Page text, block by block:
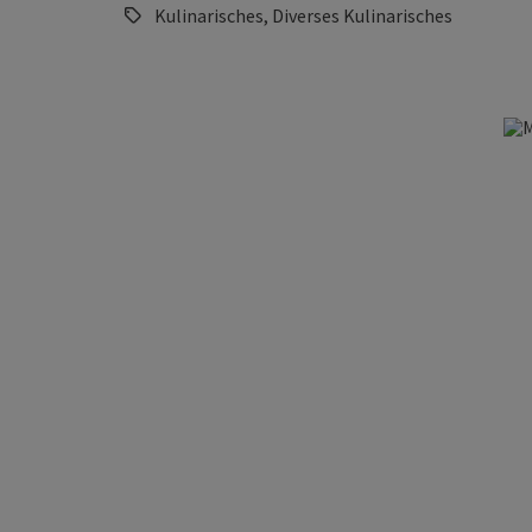
Kulinarisches, Diverses Kulinarisches